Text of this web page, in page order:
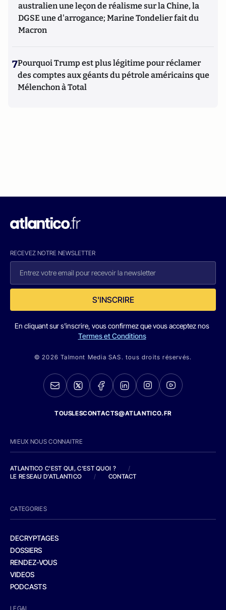
australien une leçon de réalisme sur la Chine, la
DGSE une d'arrogance; Marine Tondelier fait du
Macron
7Pourquoi Trump est plus légitime pour réclamer
des comptes aux géants du pétrole américains que
Mélenchon à Total
RECEVEZ NOTRE NEWSLETTER
S'INSCRIRE
En cliquant sur s'inscrire, vous confirmez que vous acceptez nos
Termes et Conditions
© 2026 Talmont Media SAS. tous droits réservés.
TOUSLESCONTACTS@ATLANTICO.FR
MIEUX NOUS CONNAITRE
ATLANTICO C'EST QUI, C'EST QUOI ?
/
LE RESEAU D'ATLANTICO
/ CONTACT
CATEGORIES
DECRYPTAGES
DOSSIERS
RENDEZ-VOUS
VIDEOS
PODCASTS
LEGAL